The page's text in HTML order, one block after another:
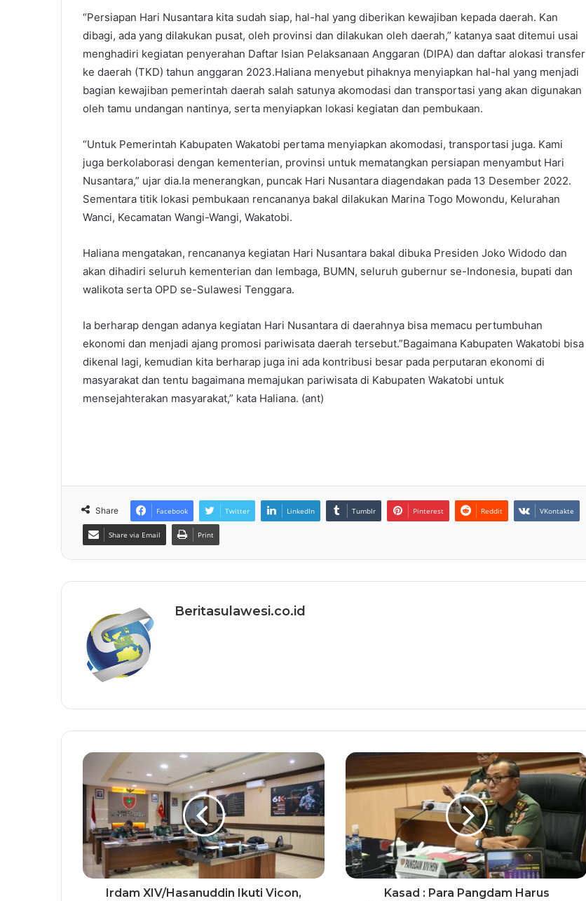
“Persiapan Hari Nusantara kita sudah siap, hal-hal yang diberikan kewajiban kepada daerah. Kan
dibagi, ada yang dilakukan pusat, oleh provinsi dan dilakukan oleh daerah,” katanya saat ditemui usai
menghadiri kegiatan penyerahan Daftar Isian Pelaksanaan Anggaran (DIPA) dan daftar alokasi transfer
ke daerah (TKD) tahun anggaran 2023.Haliana menyebut pihaknya menyiapkan hal-hal yang menjadi
bagian kewajiban pemerintah daerah salah satunya akomodasi dan transportasi yang akan digunakan
oleh tamu undangan nantinya, serta menyiapkan lokasi kegiatan dan pembukaan.
“Untuk Pemerintah Kabupaten Wakatobi pertama menyiapkan akomodasi, transportasi juga. Kami
juga berkolaborasi dengan kementerian, provinsi untuk mematangkan persiapan menyambut Hari
Nusantara,” ujar dia.Ia menerangkan, puncak Hari Nusantara diagendakan pada 13 Desember 2022.
Sementara titik lokasi pembukaan rencananya bakal dilakukan Marina Togo Mowondu, Kelurahan
Wanci, Kecamatan Wangi-Wangi, Wakatobi.
Haliana mengatakan, rencananya kegiatan Hari Nusantara bakal dibuka Presiden Joko Widodo dan
akan dihadiri seluruh kementerian dan lembaga, BUMN, seluruh gubernur se-Indonesia, bupati dan
walikota serta OPD se-Sulawesi Tenggara.
Ia berharap dengan adanya kegiatan Hari Nusantara di daerahnya bisa memacu pertumbuhan
ekonomi dan menjadi ajang promosi pariwisata daerah tersebut.”Bagaimana Kabupaten Wakatobi bisa
dikenal lagi, kemudian kita berharap juga ini ada kontribusi besar pada perputaran ekonomi di
masyarakat dan tentu bagaimana memajukan pariwisata di Kabupaten Wakatobi untuk
mensejahterakan masyarakat,” kata Haliana. (ant)
Share Facebook Twitter LinkedIn Tumblr Pinterest Reddit VKontakte
Share via Email Print
Beritasulawesi.co.id
Irdam XIV/Hasanuddin Ikuti Vicon,
Kasad : Para Pangdam Harus